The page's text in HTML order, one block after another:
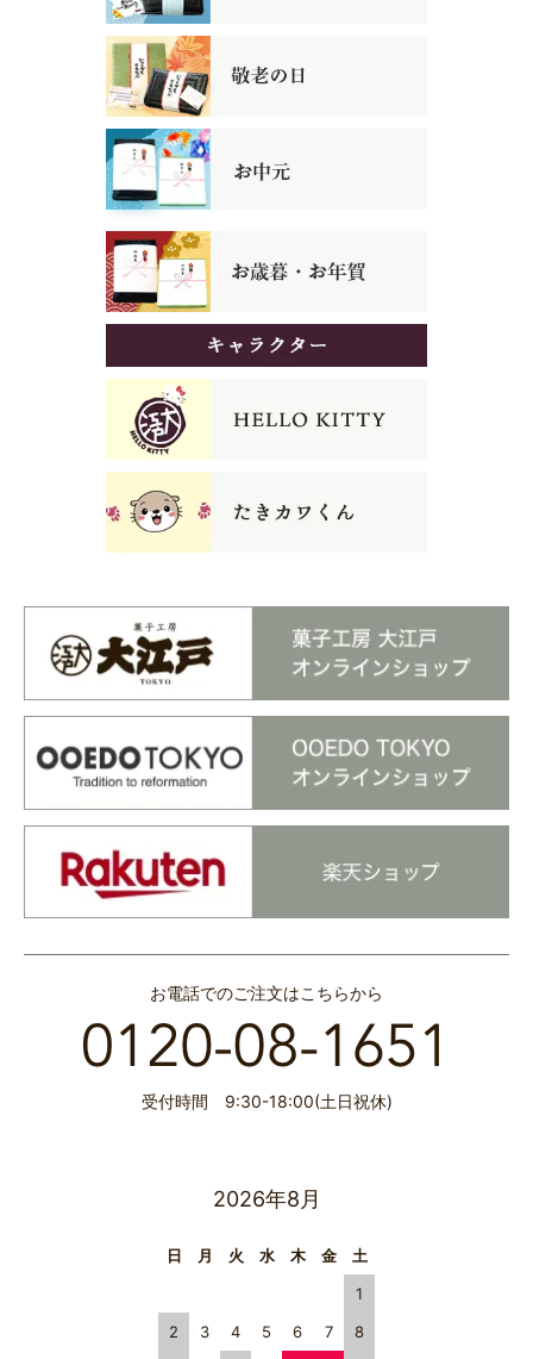
お電話でのご注文はこちらから
受付時間 9:30-18:00(土日祝休)
2026年8月
日 月 火 水 木 金
土
1
2
3 4 5 6 7
8